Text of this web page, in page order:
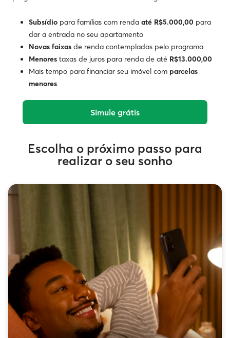
Subsídio para famílias com renda até R$5.000,00 para
dar a entrada no seu apartamento
Novas faixas de renda contempladas pelo programa
Menores taxas de juros para renda de até R$13.000,00
Mais tempo para financiar seu imóvel com parcelas
menores
Simule grátis
Escolha o próximo passo para
realizar o seu sonho